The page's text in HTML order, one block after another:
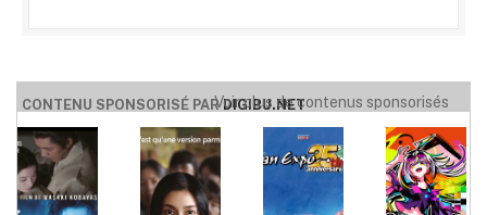
CONTENU SPONSORISÉ PARDIGIBU.NET
Voir plus de contenus sponsorisés